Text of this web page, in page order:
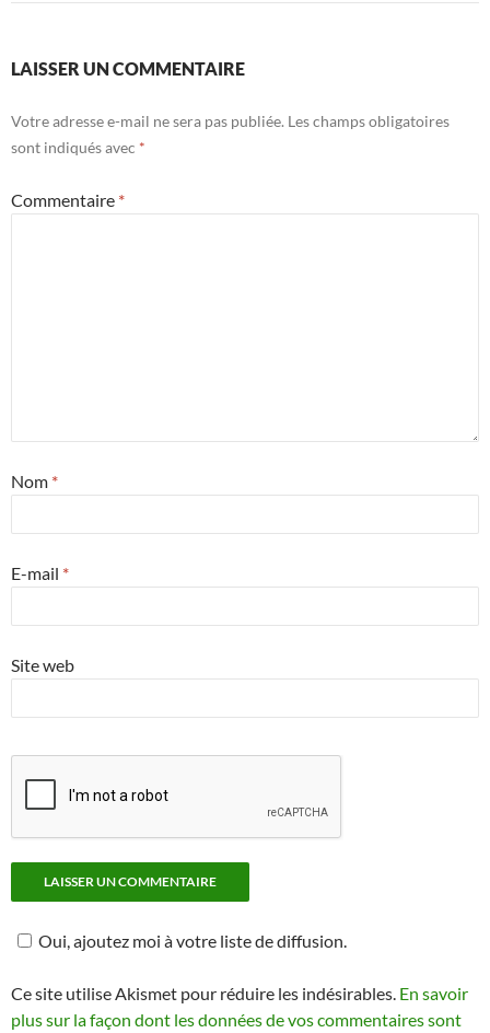
LAISSER UN COMMENTAIRE
Votre adresse e-mail ne sera pas publiée. Les champs obligatoires
sont indiqués avec *
Commentaire *
Nom *
E-mail *
Site web
Oui, ajoutez moi à votre liste de diffusion.
Ce site utilise Akismet pour réduire les indésirables. En savoir
plus sur la façon dont les données de vos commentaires sont